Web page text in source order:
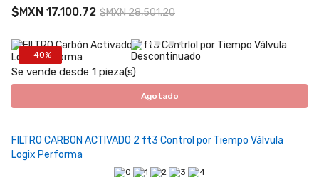
$MXN 17,100.72 $MXN 28,501.20
-40%
Se vende desde 1 pieza(s)
Agotado
FILTRO CARBON ACTIVADO 2 ft3 Control por Tiempo Válvula
Logix Performa